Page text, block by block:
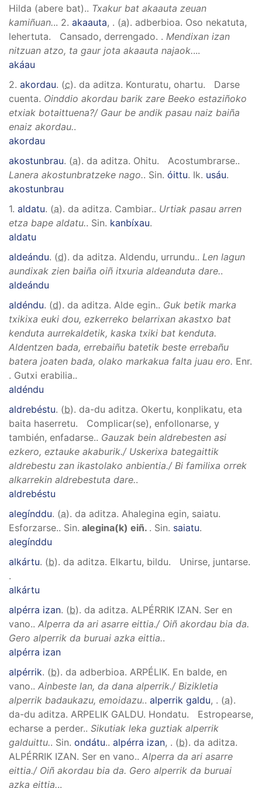
Hilda (abere bat).. Txakur bat akaauta zeuan
kamiñuan... 2. akaauta, . (a). adberbioa. Oso nekatuta,
lehertuta.
Cansado, derrengado. . Mendixan izan
nitzuan atzo, ta gaur jota akaauta najaok....
akáau
2. akordau. (c). da aditza. Konturatu, ohartu. Darse
cuenta. Oinddio akordau barik zare Beeko estaziñoko
etxiak botaittuena?/ Gaur be andik pasau naiz baiña
enaiz akordau..
akordau
akostunbrau. (a). da aditza. Ohitu. Acostumbrarse..
Lanera akostunbratzeke nago.. Sin. óittu. Ik. usáu.
akostunbrau
1. aldatu. (a). da aditza. Cambiar.. Urtiak pasau arren
etza bape aldatu.. Sin. kanbíxau.
aldatu
aldeándu. (d). da aditza. Aldendu, urrundu.. Len lagun
aundixak zien baiña oiñ itxuria aldeanduta dare..
aldeándu
aldéndu. (d). da aditza. Alde egin.. Guk betik marka
txikixa euki dou, ezkerreko belarrixan akastxo bat
kenduta aurrekaldetik, kaska txiki bat kenduta.
Aldentzen bada, errebaiñu batetik beste errebañu
batera joaten bada, olako markakua falta juau ero. Enr.
. Gutxi erabilia..
aldéndu
aldrebéstu. (b). da-du aditza. Okertu, konplikatu, eta
baita haserretu. Complicar(se), enfollonarse, y
también, enfadarse.. Gauzak bein aldrebesten asi
ezkero, eztauke akaburik./ Uskerixa bategaittik
aldrebestu zan ikastolako anbientia./ Bi familixa orrek
alkarrekin aldrebestuta dare..
aldrebéstu
alegínddu. (a). da aditza. Ahalegina egin, saiatu.
Esforzarse.. Sin. alegina(k) eiñ. . Sin. saiatu.
alegínddu
alkártu. (b). da aditza. Elkartu, bildu. Unirse, juntarse.
.
alkártu
alpérra izan. (b). da aditza. ALPÉRRIK IZAN. Ser en
vano.. Alperra da ari asarre eittia./ Oiñ akordau bia da.
Gero alperrik da buruai azka eittia..
alpérra izan
alpérrik. (b). da adberbioa. ARPÉLIK. En balde, en
vano.. Ainbeste lan, da dana alperrik./ Bizikletia
alperrik badaukazu, emoidazu.. alperrik galdu, . (a).
da-du aditza. ARPELIK GALDU. Hondatu.
Estropearse,
echarse a perder.. Sikutiak leka guztiak alperrik
galduittu.. Sin. ondátu.. alpérra izan, . (b). da aditza.
ALPÉRRIK IZAN. Ser en vano.. Alperra da ari asarre
eittia./ Oiñ akordau bia da. Gero alperrik da buruai
azka eittia...